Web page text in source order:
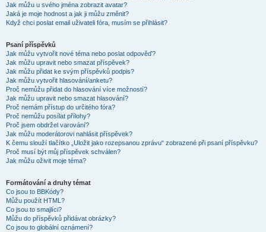
Jak můžu u svého jména zobrazit avatar?
Jaká je moje hodnost a jak ji můžu změnit?
Když chci poslat email uživateli fóra, musím se přihlásit?
Psaní příspěvků
Jak můžu vytvořit nové téma nebo poslat odpověď?
Jak můžu upravit nebo smazat příspěvek?
Jak můžu přidat ke svým příspěvků podpis?
Jak můžu vytvořit hlasování/anketu?
Proč nemůžu přidat do hlasování více možností?
Jak můžu upravit nebo smazat hlasování?
Proč nemám přístup do určitého fóra?
Proč nemůžu posílat přílohy?
Proč jsem obdržel varování?
Jak můžu moderátorovi nahlásit příspěvek?
K čemu slouží tlačítko „Uložit jako rozepsanou zprávu“ zobrazené při psaní příspěvku?
Proč musí být můj příspěvek schválen?
Jak můžu oživit moje téma?
Formátování a druhy témat
Co jsou to BBKódy?
Můžu použít HTML?
Co jsou to smajlíci?
Můžu do příspěvků přidávat obrázky?
Co jsou to globální oznámení?